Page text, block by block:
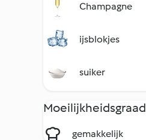
Champagne
ijsblokjes
suiker
Moeilijkheidsgraad
gemakkelijk